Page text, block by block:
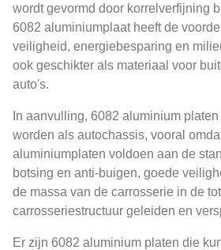
wordt gevormd door korrelverfijning
6082 aluminiumplaat heeft de
veiligheid, energiebesparing en
ook geschikter als materiaal voor
auto's.
In aanvulling, 6082 aluminium
worden als autochassis, vooral
aluminiumplaten voldoen aan de
botsing en anti-buigen, goede
de massa van de carrosserie in de
carrosseriestructuur geleiden en
Er zijn 6082 aluminium platen die